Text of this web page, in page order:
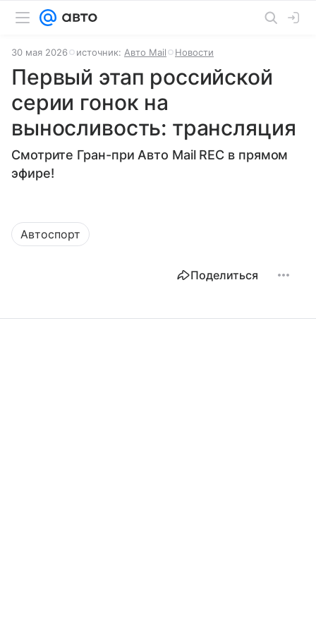
30 мая 2026 источник: Авто Mail Новости
Первый этап российской
серии гонок на
выносливость: трансляция
Смотрите Гран-при Авто Mail REC в прямом
эфире!
Автоспорт
Поделиться